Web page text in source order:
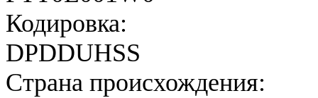
Кодировка:
DPDDUHSS
Страна происхождения: